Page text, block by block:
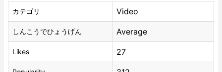
カテゴリ Video
しんこうでひょうげん Average
Likes 27